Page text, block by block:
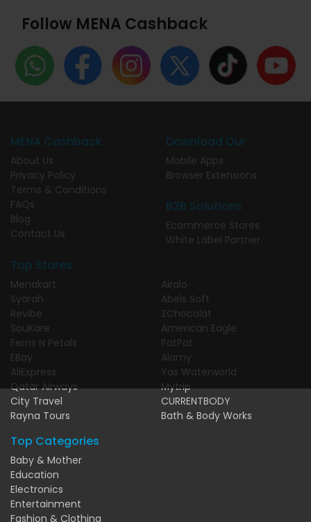
Follow MENA Cashback
MENA Cashback
About Us
Privacy Policy
Terms & Conditions
FAQs
Blog
Contact Us
Download Our
Mobile Apps
Browser Extensions
B2B Solutions
Ecommerce Stores
White Label Partner
Top Stores
Menakart
Syarah
Revibe
SouKare
Ferns N Petals
EBay
AliExpress
Qatar Airways
City Travel
Rayna Tours
Airalo
Abels Soft
ZChocolat
American Eagle
PatPat
Alamy
Yas Waterworld
Mytrip
CURRENTBODY
Bath & Body Works
Top Categories
Baby & Mother
Education
Electronics
Entertainment
Fashion & Clothing